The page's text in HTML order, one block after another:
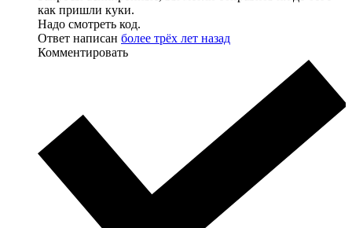
как пришли куки.
Надо смотреть код.
Ответ написан более трёх лет назад
Комментировать